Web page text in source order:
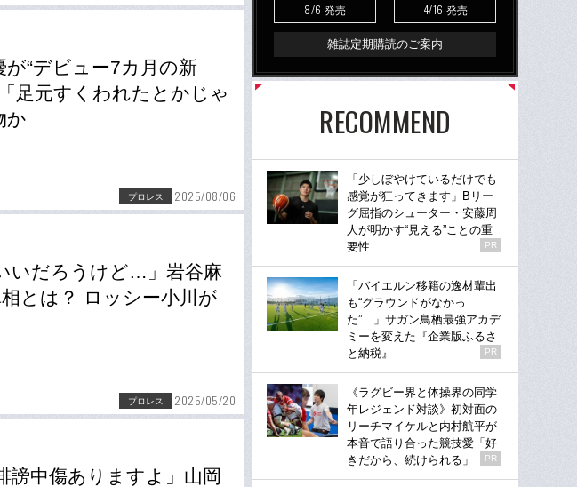
“デビュー7カ月の新
足元すくわれたとかじゃ
か
プロレス 2025/08/06
いだろうけど…」岩谷麻
とは？ ロッシー小川が
プロレス 2025/05/20
中傷ありますよ」山岡
8/6 発売 4/16 発売
雑誌定期購読のご案内
RECOMMEND
「少しぼやけているだけでも
感覚が狂ってきます」Bリー
グ屈指のシューター・安藤周
人が明かす“見える”ことの重
要性
PR
「バイエルン移籍の逸材輩出
も“グラウンドがなかっ
た”…」サガン鳥栖最強アカデ
ミーを変えた『企業版ふるさ
と納税』
PR
《ラグビー界と体操界の同学
年レジェンド対談》初対面の
リーチマイケルと内村航平が
本音で語り合った競技愛「好
きだから、続けられる」
PR